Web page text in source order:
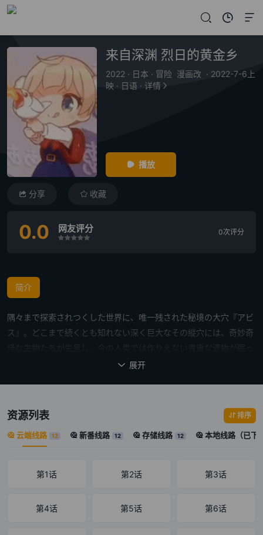
来自深渊 烈日的黄金乡
2022 · 日本 · 冒险 漫画改 · 2022-7-6上
映 · 日语 · 详情
播放
分享 收藏
0.0 网友评分
很差较差还行
推荐
力荐
0次评分
简介
隅々まで探索されつくした世界に、唯一残された秘境の大穴『アビ
ス』。どこまで続くとも知れない深く巨大なその縦穴には、奇妙奇
ている。｢アビス｣の不可思议に満ちた姿は人々を魅了し、冒険へと
街『オース』に暮らす孤児のリコは、いつか母のような伟大な探窟
家になり、アビスの谜を解き明かすことを梦见ていた。ある日、
母・ライザの白笛が発见されたことをきっかけに、アビスの奥深く
レグも自分の记忆を探しに一绪に行くことを决意する。
 展开
资源列表 排序
云端线路 12 新番线路 12 存储线路 12 本地线路（已下
第1话 第2话 第3话
第4话 第5话 第6话